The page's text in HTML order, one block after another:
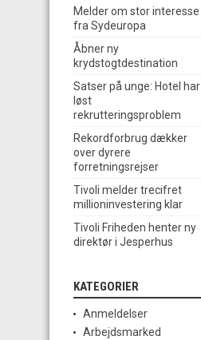
Melder om stor interesse
fra Sydeuropa
Åbner ny
krydstogtdestination
Satser på unge: Hotel har
løst
rekrutteringsproblem
Rekordforbrug dækker
over dyrere
forretningsrejser
Tivoli melder trecifret
millioninvestering klar
Tivoli Friheden henter ny
direktør i Jesperhus
KATEGORIER
Anmeldelser
Arbejdsmarked